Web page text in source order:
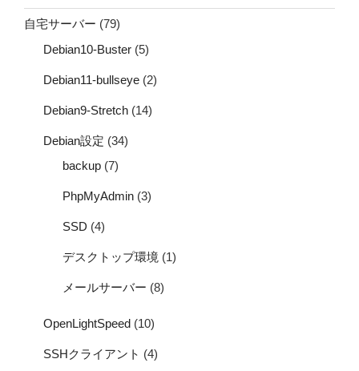
自宅サーバー (79)
Debian10-Buster (5)
Debian11-bullseye (2)
Debian9-Stretch (14)
Debian設定 (34)
backup (7)
PhpMyAdmin (3)
SSD (4)
デスクトップ環境 (1)
メールサーバー (8)
OpenLightSpeed (10)
SSHクライアント (4)